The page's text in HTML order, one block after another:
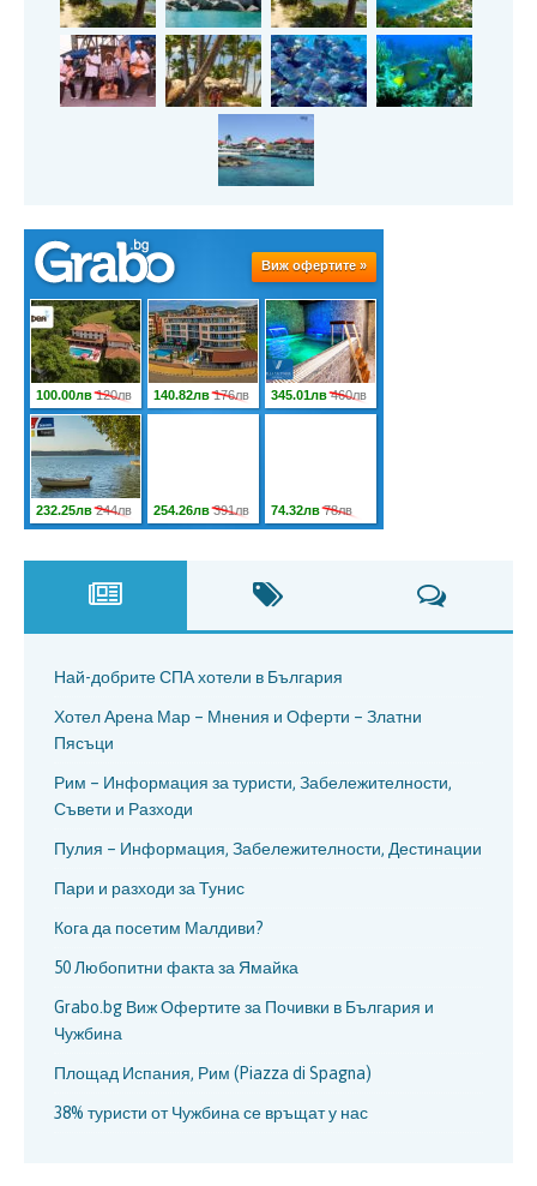
Най-добрите СПА хотели в България
Хотел Арена Мар – Мнения и Оферти – Златни
Пясъци
Рим – Информация за туристи, Забележителности,
Съвети и Разходи
Пулия – Информация, Забележителности, Дестинации
Пари и разходи за Тунис
Кога да посетим Малдиви?
50 Любопитни факта за Ямайка
Grabo.bg Виж Офертите за Почивки в България и
Чужбина
Площад Испания, Рим (Piazza di Spagna)
38% туристи от Чужбина се връщат у нас